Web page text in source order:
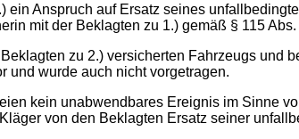
ein Anspruch auf Ersatz seines
mit der Beklagten zu 1.) gemäß § 115
zu 2.) versicherten Fahrzeugs
und wurde auch nicht vorgetragen.
kein unabwendbares Ereignis im Sinne
von den Beklagten Ersatz seiner